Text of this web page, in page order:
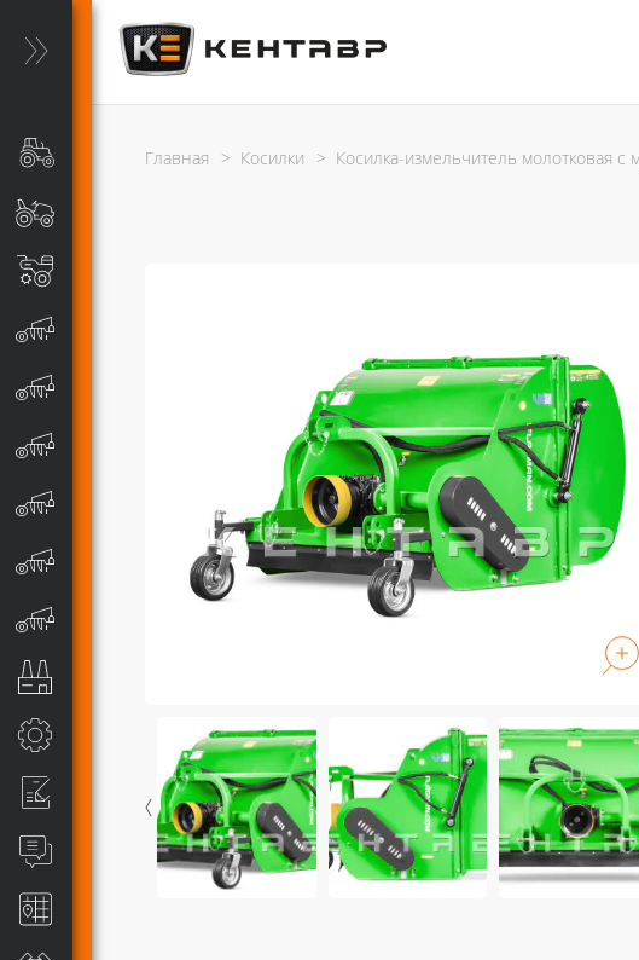
Главная > Косилки > Косилка-измельчитель молотковая